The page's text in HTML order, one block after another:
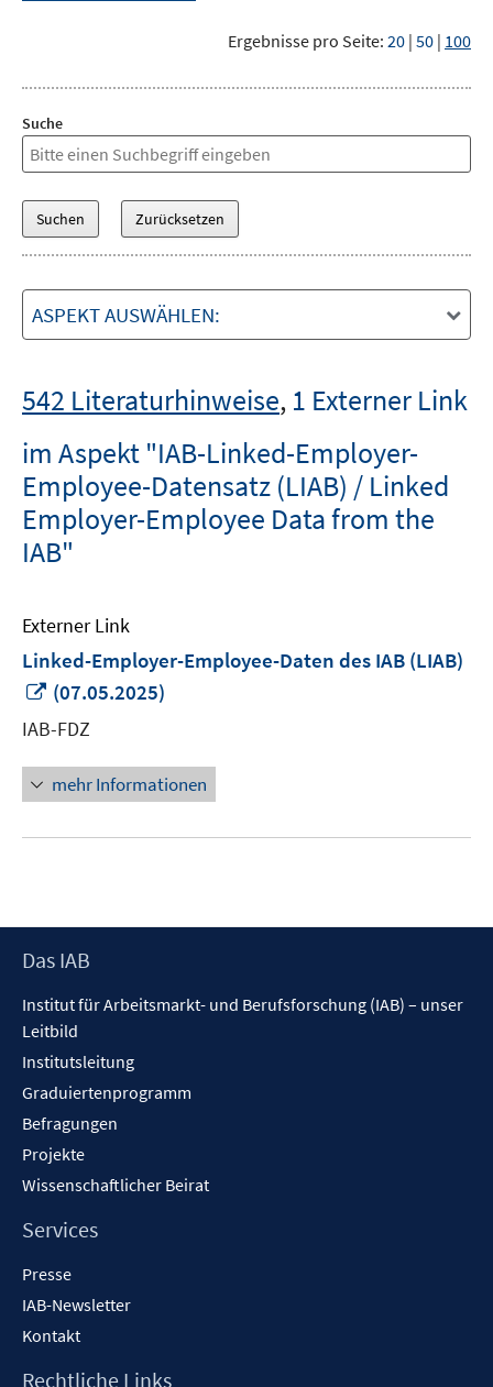
Ergebnisse pro Seite: 20 | 50 | 100
Suche
ASPEKT AUSWÄHLEN:
542 Literaturhinweise, 1 Externer Link
im Aspekt "IAB-Linked-Employer-
Employee-Datensatz (LIAB) / Linked
Employer-Employee Data from the
IAB"
Externer Link
Linked-Employer-Employee-Daten des IAB (LIAB)
In
Fenster
öffnen
(07.05.2025)
IAB-FDZ
mehr Informationen
Footer
Das IAB
Institut für Arbeitsmarkt- und Berufsforschung (IAB) – unser
Leitbild
Institutsleitung
Graduiertenprogramm
Befragungen
Projekte
Wissenschaftlicher Beirat
Services
Presse
IAB-Newsletter
Kontakt
Rechtliche Links